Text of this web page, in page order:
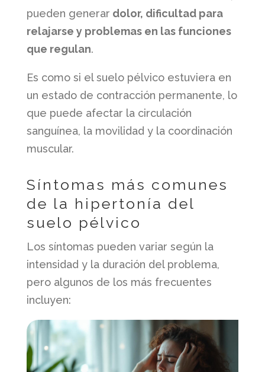
pueden generar dolor, dificultad para
relajarse y problemas en las funciones
que regulan.
Es como si el suelo pélvico estuviera en
un estado de contracción permanente, lo
que puede afectar la circulación
sanguínea, la movilidad y la coordinación
muscular.
Síntomas más comunes
de la hipertonía del
suelo pélvico
Los síntomas pueden variar según la
intensidad y la duración del problema,
pero algunos de los más frecuentes
incluyen: